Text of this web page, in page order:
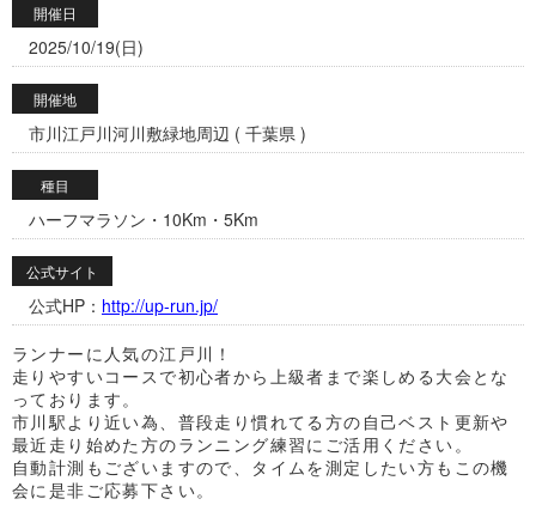
開催日
2025/10/19(日)
開催地
市川江戸川河川敷緑地周辺 ( 千葉県 )
種目
ハーフマラソン・10Km・5Km
公式サイト
公式HP： http://up-run.jp/
ランナーに人気の江戸川！
走りやすいコースで初心者から上級者まで楽しめる大会とな
っております。
市川駅より近い為、普段走り慣れてる方の自己ベスト更新や
最近走り始めた方のランニング練習にご活用ください。
自動計測もございますので、タイムを測定したい方もこの機
会に是非ご応募下さい。